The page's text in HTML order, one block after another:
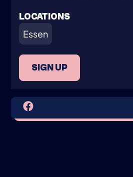
LOCATIONS
Essen
SIGN UP